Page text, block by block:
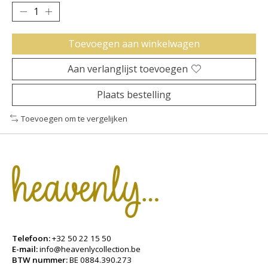
Toevoegen aan winkelwagen
Aan verlanglijst toevoegen
Plaats bestelling
Toevoegen om te vergelijken
Telefoon:+32 50 22 15 50
E-mail:info@heavenlycollection.be
BTW nummer:BE 0884.390.273